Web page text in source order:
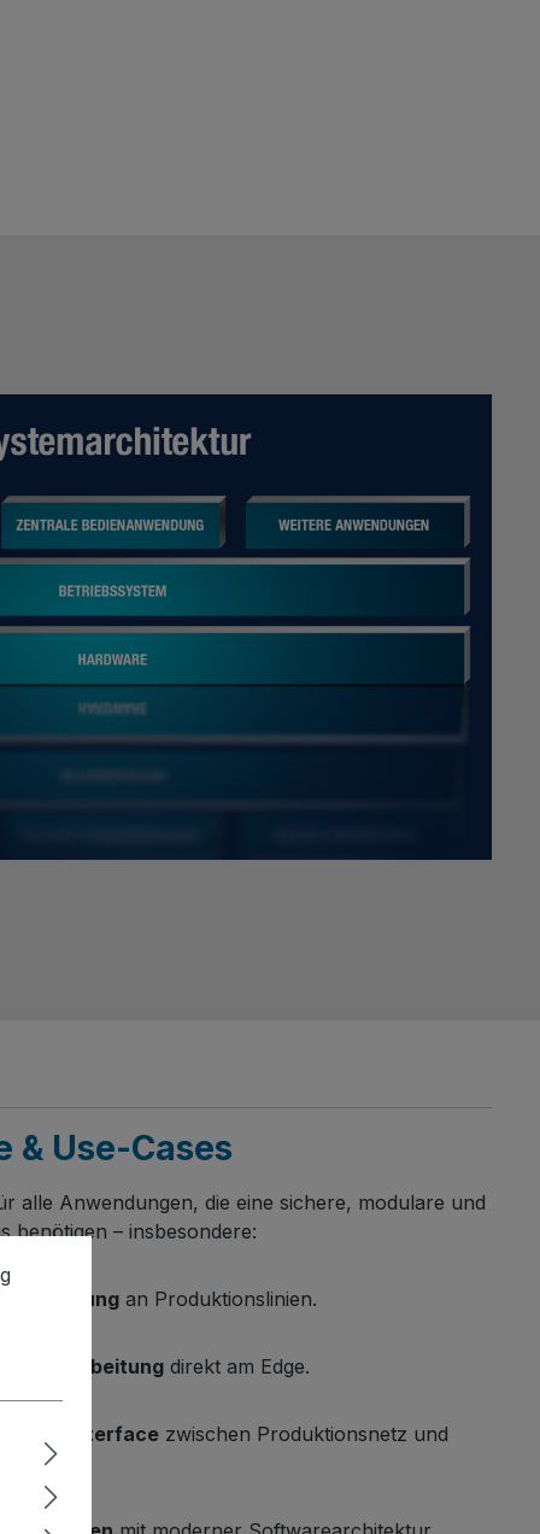
& Use-Cases
alle Anwendungen, die eine sichere, modulare und
benötigen – insbesondere:
an Produktionslinien.
direkt am Edge.
zwischen Produktionsnetz und